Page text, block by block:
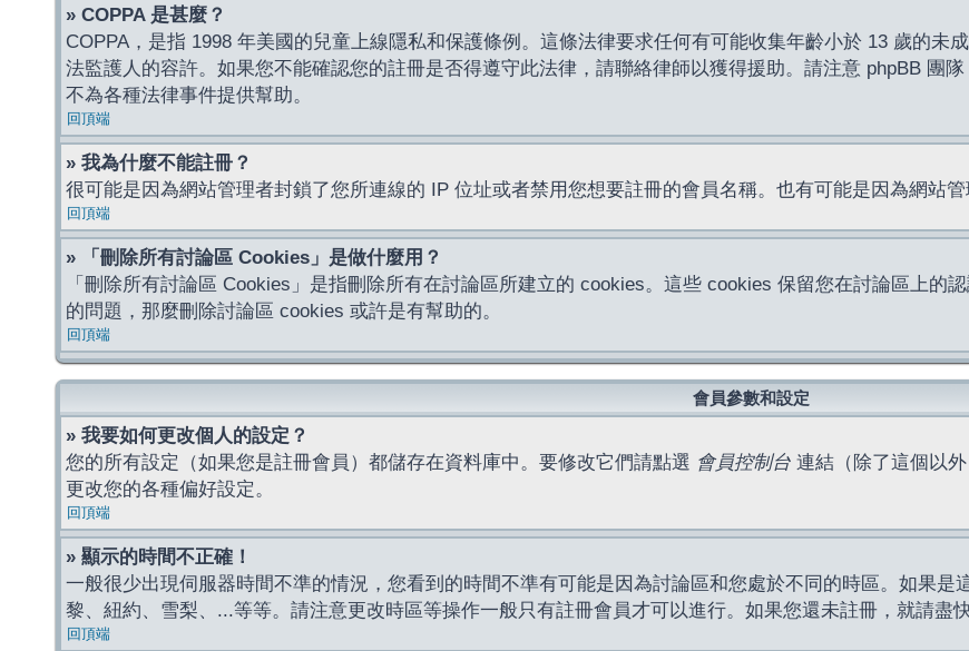
» COPPA 是甚麼？
COPPA，是指 1998 年美國的兒童上線隱私和保護條例。這條法律要求任何有可能收集年齡小於 13 歲的未
法監護人的容許。如果您不能確認您的註冊是否得遵守此法律，請聯絡律師以獲得援助。請注意 phpBB 團
不為各種法律事件提供幫助。
回頂端
» 我為什麼不能註冊？
很可能是因為網站管理者封鎖了您所連線的 IP 位址或者禁用您想要註冊的會員名稱。也有可能是因為網站
回頂端
» 「刪除所有討論區 Cookies」是做什麼用？
「刪除所有討論區 Cookies」是指刪除所有在討論區所建立的 cookies。這些 cookies 保留您在討論區上的
的問題，那麼刪除討論區 cookies 或許是有幫助的。
回頂端
會員參數和設定
» 我要如何更改個人的設定？
您的所有設定（如果您是註冊會員）都儲存在資料庫中。要修改它們請點選 會員控制台 連結（除了這個以
更改您的各種偏好設定。
回頂端
» 顯示的時間不正確！
一般很少出現伺服器時間不準的情況，您看到的時間不準有可能是因為討論區和您處於不同的時區。如果
黎、紐約、雪梨、...等等。請注意更改時區等操作一般只有註冊會員才可以進行。如果您還未註冊，就請盡
回頂端